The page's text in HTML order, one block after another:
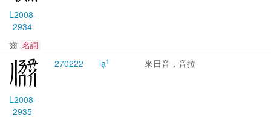
L2008-
2934
齒 名詞
L2008-
2935
270222 lạ1 來日音，音拉